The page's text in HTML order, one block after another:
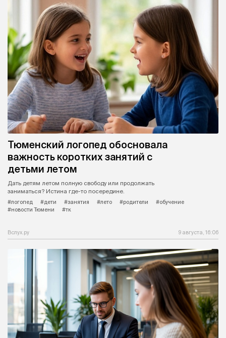
Тюменский логопед обосновала
важность коротких занятий с
детьми летом
Дать детям летом полную свободу или продолжать
заниматься? Истина где-то посередине.
#логопед
#дети #занятия #лето #родители
#обучение
#новости Тюмени
#тк
Вслух.ру 9 августа, 16:06